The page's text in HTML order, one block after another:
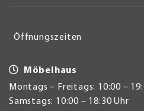
Öffnungszeiten
Möbelhaus
Montags – Freitags: 10:00 –
Samstags: 10:00 – 18:30 Uhr